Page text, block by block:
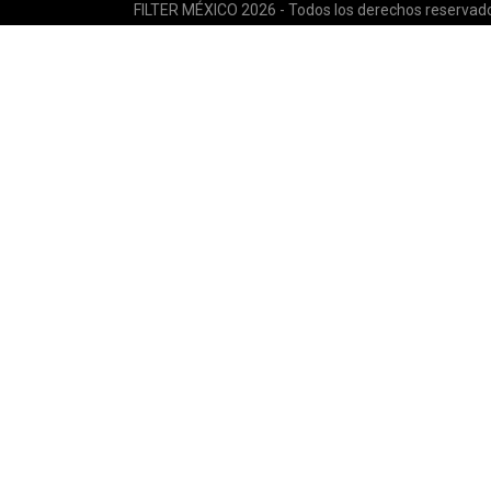
FILTER MÉXICO 2026 - Todos los derechos